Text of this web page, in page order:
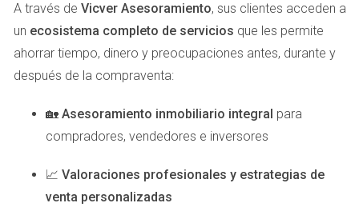
Contar con esta documentación no solo facilitará el
proceso de compra, sino que también te protegerá contra
posibles fraudes o problemas legales a futuro.
OPCIONES DE FINANCIACIÓN
casa es cómo financiar la operación. En Las Palmas,
existen diversas opciones que pueden adaptarse a tus
A través de Vicver Asesoramiento, sus clientes acceden a
un ecosistema completo de servicios que les permite
ahorrar tiempo, dinero y preocupaciones antes, durante y
después de la compraventa:
🏡 Asesoramiento inmobiliario integral para
compradores, vendedores e inversores
📈 Valoraciones profesionales y estrategias de
venta personalizadas